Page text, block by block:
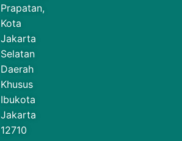
Prapatan,
Kota
Jakarta
Selatan
Daerah
Khusus
Ibukota
Jakarta
12710